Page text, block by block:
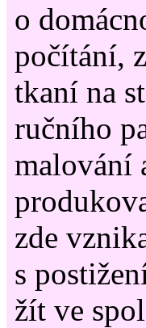
o
počítání,
tkaní na
ručního
malování
zde
s
žít ve